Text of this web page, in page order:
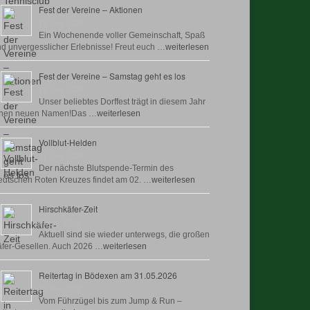
Fest der Vereine – Aktionen
Ein Wochenende voller Gemeinschaft, Spaß
unvergesslicher Erlebnisse! Freut euch …weiterlesen
Fest der Vereine – Samstag geht es los
Unser beliebtes Dorffest trägt in diesem Jahr
neuen Namen!Das …weiterlesen
Vollblut-Helden
Der nächste Blutspende-Termin des
Roten Kreuzes findet am 02. …weiterlesen
Hirschkäfer-Zeit
9 Juni, 2026
Aktuell sind sie wieder unterwegs, die großen
Gesellen. Auch 2026 …weiterlesen
Reitertag in Bödexen am 31.05.2026
27 Mai, 2026
Vom Führzügel bis zum Jump & Run –